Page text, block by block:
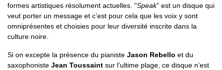
formes artistiques résolument actuelles. "Speak" est un disque qui
veut porter un message et c’est pour cela que les voix y sont
omniprésentes et choisies pour leur diversité inscrite dans la
culture noire.
Si on excepte la présence du pianiste Jason Rebello et du
saxophoniste Jean Toussaint sur l’ultime plage, ce disque n’est